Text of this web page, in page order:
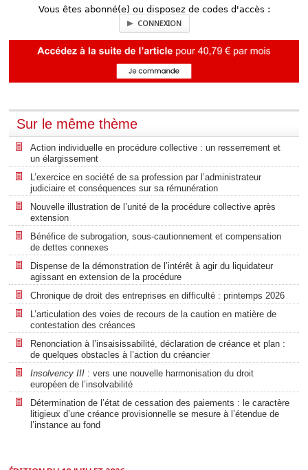
Vous êtes abonné(e) ou disposez de codes d'accès :
CONNEXION
Sur le même thème
Action individuelle en procédure collective : un resserrement et
un élargissement
L’exercice en société de sa profession par l’administrateur
judiciaire et conséquences sur sa rémunération
Nouvelle illustration de l’unité de la procédure collective après
extension
Bénéfice de subrogation, sous-cautionnement et compensation
de dettes connexes
Dispense de la démonstration de l’intérêt à agir du liquidateur
agissant en extension de la procédure
Chronique de droit des entreprises en difficulté : printemps 2026
L’articulation des voies de recours de la caution en matière de
contestation des créances
Renonciation à l’insaisissabilité, déclaration de créance et plan :
de quelques obstacles à l’action du créancier
Insolvency III : vers une nouvelle harmonisation du droit
européen de l’insolvabilité
Détermination de l’état de cessation des paiements : le caractère
litigieux d’une créance provisionnelle se mesure à l’étendue de
l’instance au fond